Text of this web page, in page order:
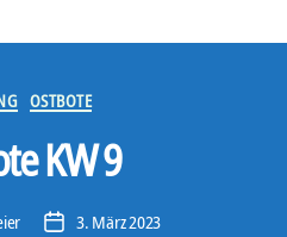
Kategorien
OSTBOTE
KW 9
Veröffentlichungsdatum
3. März 2023